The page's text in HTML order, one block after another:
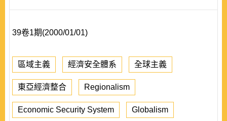
39卷1期(2000/01/01)
區域主義 經濟安全體系 全球主義
東亞經濟整合 Regionalism
Economic Security System Globalism